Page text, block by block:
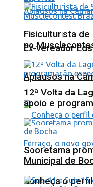
Ex-vereador
Aplausos na
Conheça o
Fisiculturista de
no
12ª Volta da
apoio e
Sooretama
Municipal de